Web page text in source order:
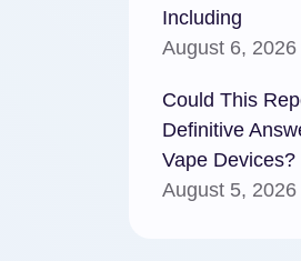
Including
August 6, 2026
Could This
Definitive
Vape Devices?
August 5, 2026